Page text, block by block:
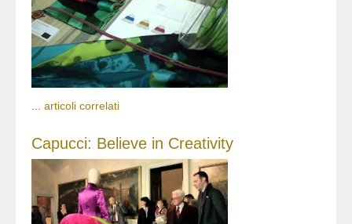
articoli correlati
Capucci: Believe in Creativity